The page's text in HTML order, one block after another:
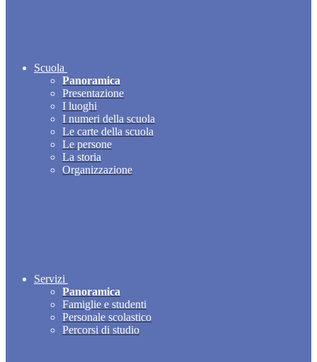
Scuola
Panoramica
Presentazione
I luoghi
I numeri della scuola
Le carte della scuola
Le persone
La storia
Organizzazione
Servizi
Panoramica
Famiglie e studenti
Personale scolastico
Percorsi di studio